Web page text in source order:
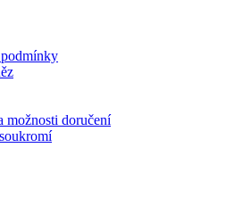
možnosti doručení